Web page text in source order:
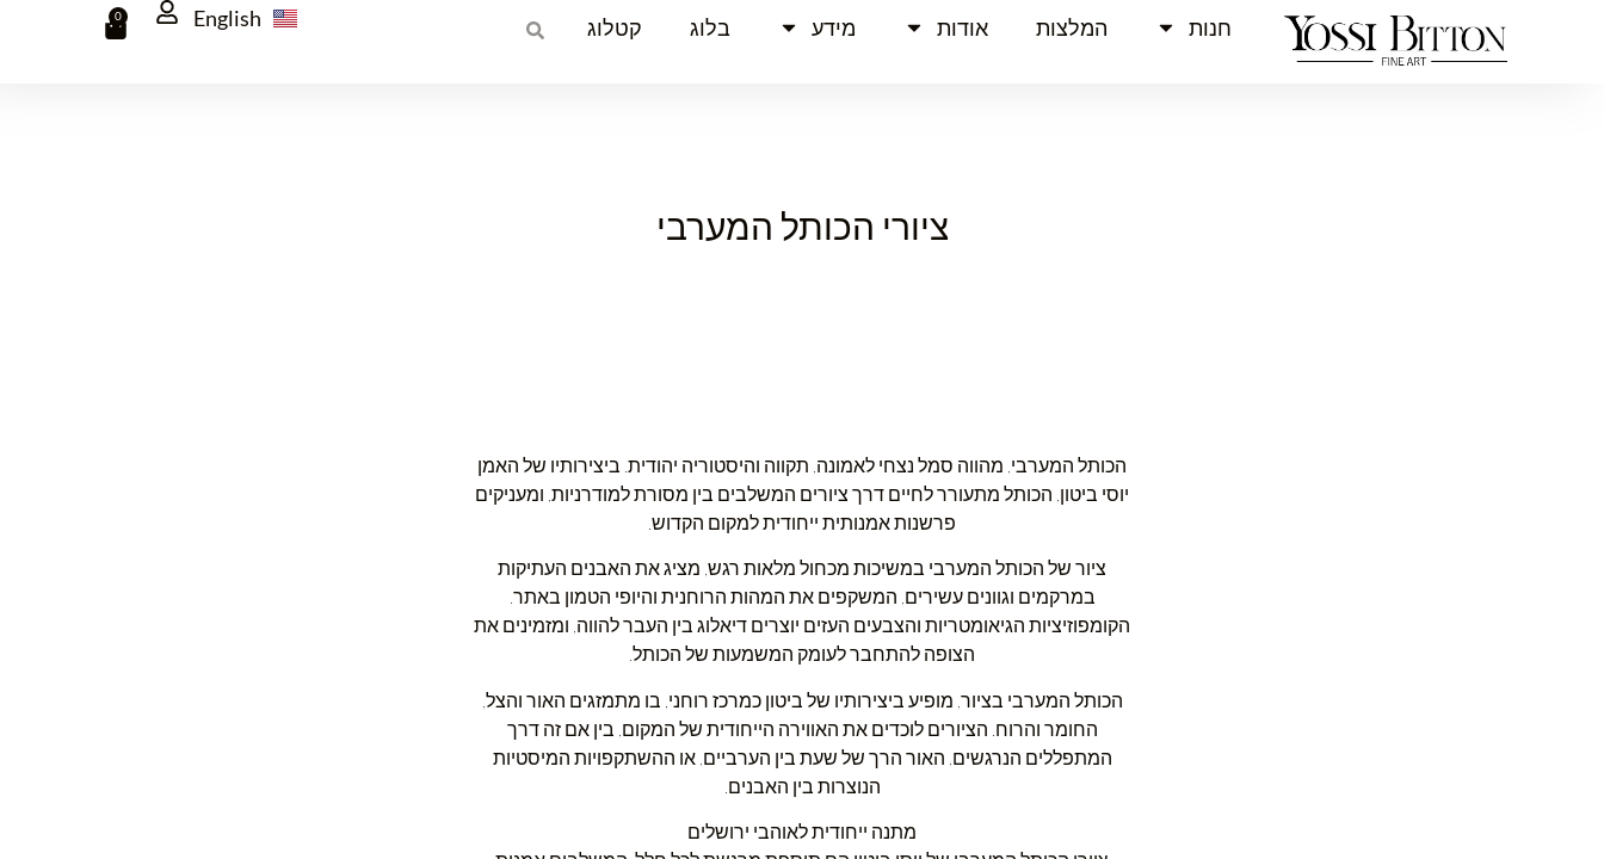
חנות המלצות אודות מידע בלוג קטלוג English
0
ציורי הכותל המערבי
הכותל המערבי, מהווה סמל נצחי לאמונה, תקווה והיסטוריה יהודית. ביצירותיו של האמן
יוסי ביטון, הכותל מתעורר לחיים דרך ציורים המשלבים בין מסורת למודרניות, ומעניקים
פרשנות אמנותית ייחודית למקום הקדוש.
ציור של הכותל המערבי במשיכות מכחול מלאות רגש, מציג את האבנים העתיקות
במרקמים וגוונים עשירים, המשקפים את המהות הרוחנית והיופי הטמון באתר.
הקומפוזיציות הגיאומטריות והצבעים העזים יוצרים דיאלוג בין העבר להווה, ומזמינים את
הצופה להתחבר לעומק המשמעות של הכותל.
הכותל המערבי בציור, מופיע ביצירותיו של ביטון כמרכז רוחני, בו מתמזגים האור והצל,
החומר והרוח. הציורים לוכדים את האווירה הייחודית של המקום, בין אם זה דרך
המתפללים הנרגשים, האור הרך של שעת בין הערביים, או ההשתקפויות המיסטיות
הנוצרות בין האבנים.
מתנה ייחודית לאוהבי ירושלים